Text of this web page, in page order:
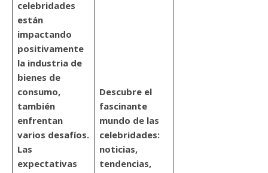
celebridades
están
impactando
positivamente
la industria de
bienes de
consumo,
también
enfrentan
varios desafíos.
Las
expectativas
Descubre el
fascinante
mundo de las
celebridades:
noticias,
tendencias,